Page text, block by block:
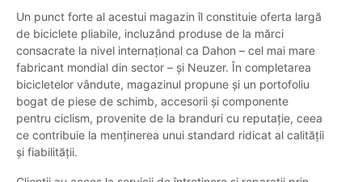
Un punct forte al acestui magazin îl constituie oferta largă
de biciclete pliabile, incluzând produse de la mărci
consacrate la nivel internațional ca Dahon – cel mai mare
fabricant mondial din sector – și Neuzer. În completarea
bicicletelor vândute, magazinul propune și un portofoliu
bogat de piese de schimb, accesorii și componente
pentru ciclism, provenite de la branduri cu reputație, ceea
ce contribuie la menținerea unui standard ridicat al calității
și fiabilității.